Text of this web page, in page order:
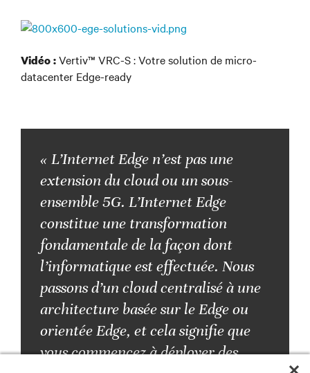
Vidéo :Vertiv™ VRC-S : Votre solution de micro-
datacenter Edge-ready
« L’Internet Edge n’est pas une
extension du cloud ou un sous-
ensemble 5G. L’Internet Edge
constitue une transformation
fondamentale de la façon dont
l’informatique est effectuée. Nous
passons d’un cloud centralisé à une
architecture basée sur le Edge ou
orientée Edge, et cela signifie que
vous commencez à déployer des